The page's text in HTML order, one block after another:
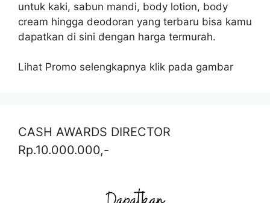
untuk kaki, sabun mandi, body lotion, body
cream hingga deodoran yang terbaru bisa kamu
dapatkan di sini dengan harga termurah.
Lihat Promo selengkapnya klik pada gambar
CASH AWARDS DIRECTOR
Rp.10.000.000,-